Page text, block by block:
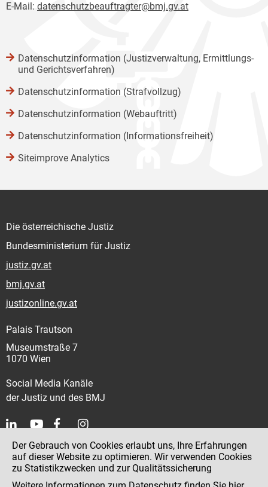
E-Mail: datenschutzbeauftragter@bmj.gv.at
Datenschutzinformation (Justizverwaltung, Ermittlungs-
und Gerichtsverfahren)
Datenschutzinformation (Strafvollzug)
Datenschutzinformation (Webauftritt)
Datenschutzinformation (Informationsfreiheit)
Siteimprove Analytics
Die österreichische Justiz
Bundesministerium für Justiz
justiz.gv.at
bmj.gv.at
justizonline.gv.at
Palais Trautson
Museumstraße 7
1070 Wien
Social Media Kanäle
der Justiz und des BMJ
Kontakt
Impressum
Der Gebrauch von Cookies erlaubt uns, Ihre Erfahrungen
auf dieser Website zu optimieren. Wir verwenden Cookies
zu Statistikzwecken und zur Qualitätssicherung